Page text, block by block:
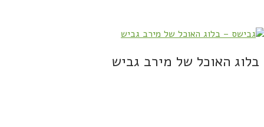
בלוג האוכל של מירב גביש